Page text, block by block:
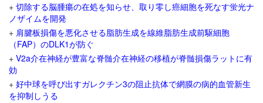
+ 切除する脳腫瘍の在処を知らせ、取り零し癌細胞を死なす蛍光ナ
ノザイムを開発
+ 肩腱板損傷を悪化させる脂肪生成を線維脂肪生成前駆細胞
（FAP）のDLK1が防ぐ
+ V2a介在神経が豊富な脊髄介在神経の移植が脊髄損傷ラットに有
効
+ 好中球を呼び出すガレクチン3の阻止抗体で網膜の病的血管新生
を抑制しうる